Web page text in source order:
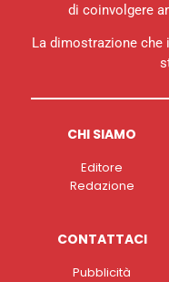
di coinvolgere
La dimostrazione
CHI SIAMO
Editore
Redazione
CONTATTACI
Pubblicità